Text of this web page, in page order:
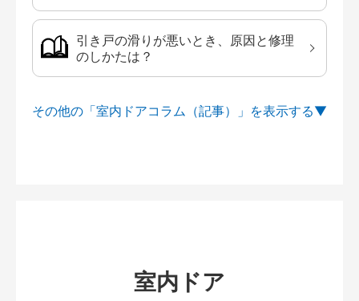
引き戸の滑りが悪いとき、原因と修理
のしかたは？
その他の「室内ドアコラム（記事）」を
室内ドア